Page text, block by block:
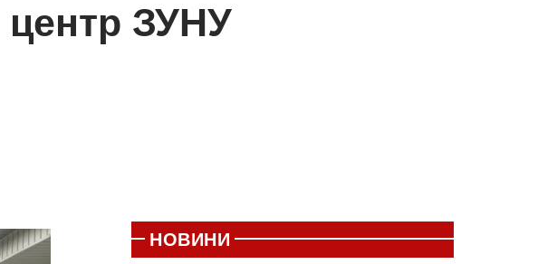
центр ЗУНУ
НОВИНИ